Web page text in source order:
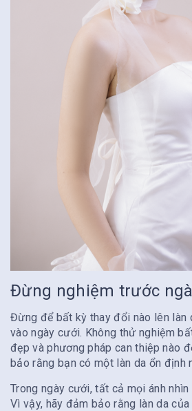
Đừng nghiệm trước
Đừng để bất kỳ thay đổi nào lên làn
vào ngày cưới. Không thử nghiệm
đẹp và phương pháp can thiệp nào
bảo rằng bạn có một làn da ổn định
Trong ngày cưới, tất cả mọi ánh
Vì vậy, hãy đảm bảo rằng làn da